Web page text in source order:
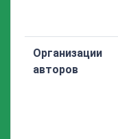
Организации
авторов